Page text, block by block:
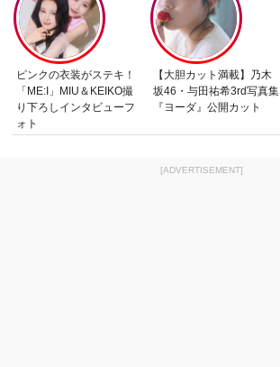
ピンクの衣装がステキ！
「ME:I」MIU＆KEIKO撮
り下ろしインタビューフ
ォト
【大胆カット満載】乃木
坂46・与田祐希3rd写真集
『ヨーダ』公開カット
[ADVERTISEMENT]